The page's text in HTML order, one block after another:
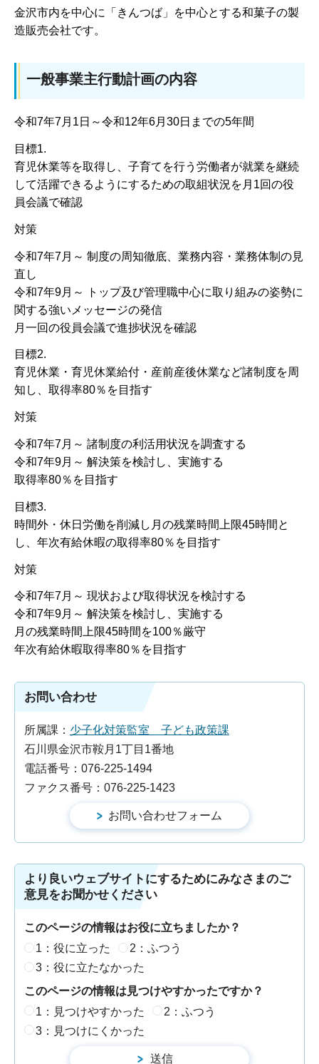
金沢市内を中心に「きんつば」を中心とする和菓子の製
造販売会社です。
一般事業主行動計画の内容
令和7年7月1日～令和12年6月30日までの5年間
目標1.
育児休業等を取得し、子育てを行う労働者が就業を継続
して活躍できるようにするための取組状況を月1回の役
員会議で確認
対策
令和7年7月～ 制度の周知徹底、業務内容・業務体制の見
直し
令和7年9月～ トップ及び管理職中心に取り組みの姿勢に
関する強いメッセージの発信
月一回の役員会議で進捗状況を確認
目標2.
育児休業・育児休業給付・産前産後休業など諸制度を周
知し、取得率80％を目指す
対策
令和7年7月～ 諸制度の利活用状況を調査する
令和7年9月～ 解決策を検討し、実施する
取得率80％を目指す
目標3.
時間外・休日労働を削減し月の残業時間上限45時間と
し、年次有給休暇の取得率80％を目指す
対策
令和7年7月～ 現状および取得状況を検討する
令和7年9月～ 解決策を検討し、実施する
月の残業時間上限45時間を100％厳守
年次有給休暇取得率80％を目指す
お問い合わせ
所属課： 少子化対策監室 子ども政策課
石川県金沢市鞍月1丁目1番地
電話番号：076-225-1494
ファクス番号：076-225-1423
より良いウェブサイトにするためにみなさまのご
意見をお聞かせください
このページの情報はお役に立ちましたか？
1：役に立った
2：ふつう
3：役に立たなかった
このページの情報は見つけやすかったですか？
1：見つけやすかった
2：ふつう
3：見つけにくかった